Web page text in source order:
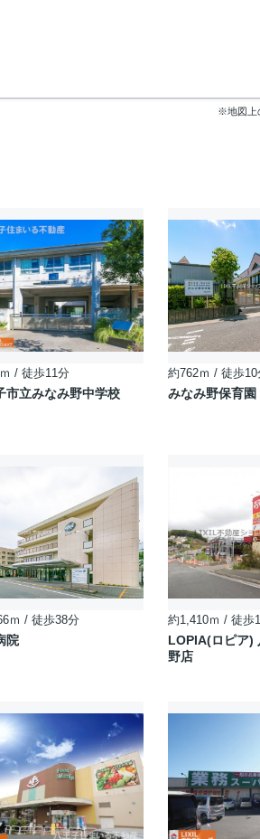
※地図上
/ 徒歩11分
市立みなみ野中学校
約762ｍ / 徒歩10
みなみ野保育園
ｍ / 徒歩38分
院
約1,410ｍ / 徒歩
LOPIA(ロピア)
野店